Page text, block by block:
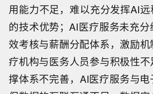
用能力不足，难以充分发挥AI
的技术优势；AI医疗服务未充
效考核与薪酬分配体系，激励
疗机构与医务人员参与积极性
撑体系不完善，AI医疗服务与